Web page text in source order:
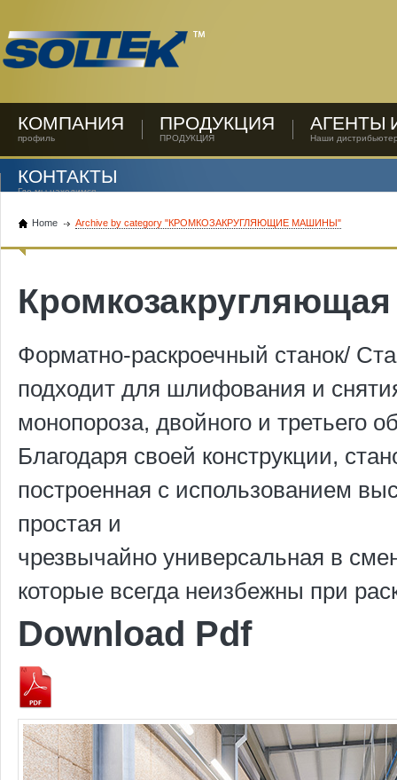
КОМПАНИЯ
профиль
ПРОДУКЦИЯ
ПРОДУКЦИЯ
АГЕНТЫ
Наши
КОНТАКТЫ
Где мы находимся
Home Archive by category "КРОМКОЗАКРУГЛЯЮЩИЕ МАШИНЫ"
Кромкозакругляющая
Форматно-раскроечный станок/
подходит для шлифования и
монопороза, двойного и третьего
Благодаря своей конструкции,
построенная с использованием
простая и
чрезвычайно универсальная в
которые всегда неизбежны при
Download Pdf